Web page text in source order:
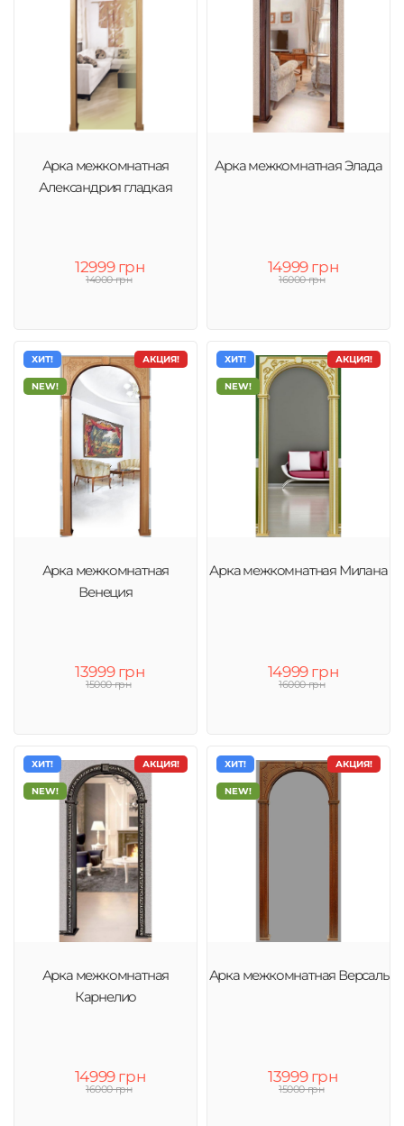
Арка межкомнатная
Александрия гладкая
12999 грн
14000 грн
Арка межкомнатная Элада
14999 грн
16000 грн
АКЦИЯ!
ХИТ!
NEW!
Арка межкомнатная
Венеция
13999 грн
15000 грн
АКЦИЯ!
ХИТ!
NEW!
Арка межкомнатная Милана
14999 грн
16000 грн
АКЦИЯ!
ХИТ!
NEW!
Арка межкомнатная
Карнелио
14999 грн
16000 грн
АКЦИЯ!
ХИТ!
NEW!
Арка межкомнатная Версаль
13999 грн
15000 грн